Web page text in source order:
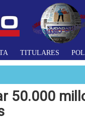
TITULARES
50.000